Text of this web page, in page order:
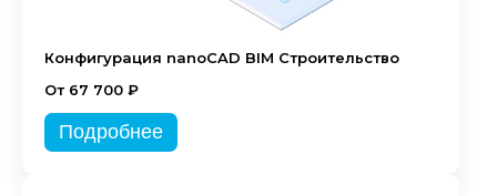
Конфигурация nanoCAD BIM Строительство
От 67 700 ₽
Подробнее